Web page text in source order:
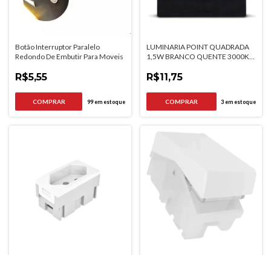
Botão Interruptor Paralelo
Redondo De Embutir Para Moveis
R$5,55
99em estoque
LUMINARIA POINT QUADRADA
1,5W BRANCO QUENTE 3000K
R$11,75
3em estoque